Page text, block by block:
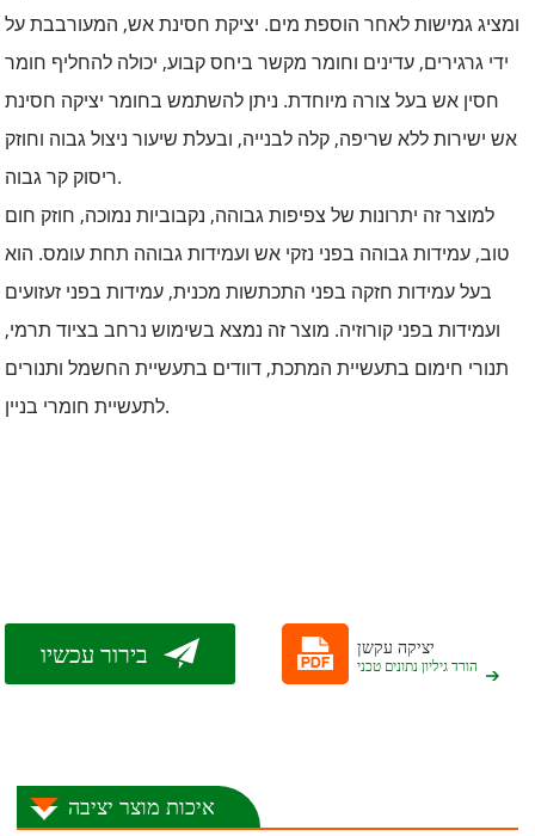
ומציג גמישות לאחר הוספת מים. יציקת חסינת אש, המעורבבת על
ידי גרגירים, עדינים וחומר מקשר ביחס קבוע, יכולה להחליף חומר
חסין אש בעל צורה מיוחדת. ניתן להשתמש בחומר יציקה חסינת
אש ישירות ללא שריפה, קלה לבנייה, ובעלת שיעור ניצול גבוה וחוזק
ריסוק קר גבוה.
למוצר זה יתרונות של צפיפות גבוהה, נקבוביות נמוכה, חוזק חום
טוב, עמידות גבוהה בפני נזקי אש ועמידות גבוהה תחת עומס. הוא
בעל עמידות חזקה בפני התכתשות מכנית, עמידות בפני זעזועים
ועמידות בפני קורוזיה. מוצר זה נמצא בשימוש נרחב בציוד תרמי,
תנורי חימום בתעשיית המתכת, דוודים בתעשיית החשמל ותנורים
לתעשיית חומרי בניין.
בירור עכשיו יציקה עקשן
הורד גיליון נתונים טכני
איכות מוצר יציבה